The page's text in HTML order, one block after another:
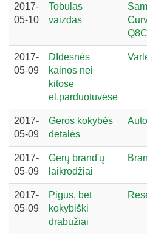
2017-
05-10
Tobulas
vaizdas
Q8C
2017-
05-09
DIdesnės
kainos nei
kitose
el.parduotuvėse
2017-
05-09
Geros kokybės
detalės
2017-
05-09
Gerų brand'ų
laikrodžiai
2017-
05-09
Pigūs, bet
kokybiški
drabužiai